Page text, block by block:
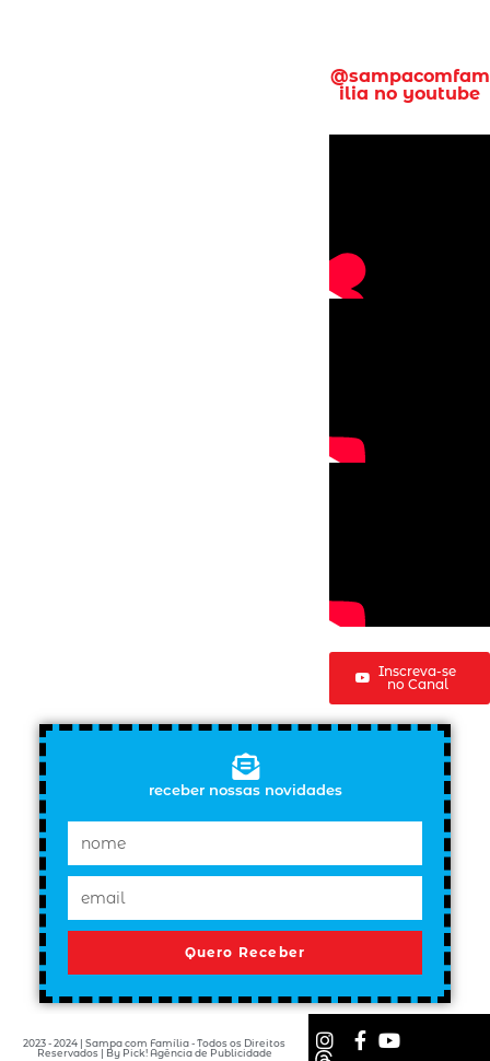
@sampacomfam
ilia no youtube
Inscreva-se
no Canal
receber nossas novidades
Quero Receber
2023 - 2024 | Sampa com Família - Todos os Direitos
Reservados | By Pick! Agência de Publicidade